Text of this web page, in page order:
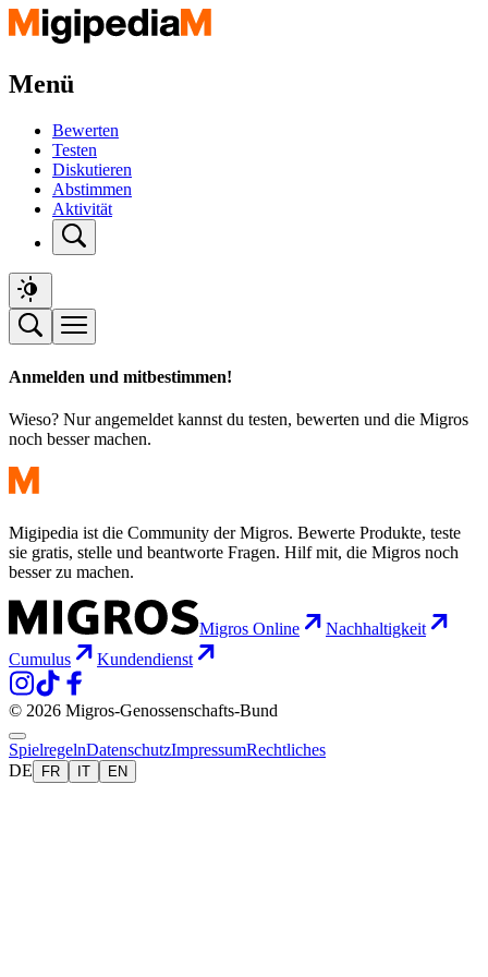
Menü
Bewerten
Testen
Diskutieren
Abstimmen
Aktivität
Anmelden und mitbestimmen!
Wieso? Nur angemeldet kannst du testen, bewerten und die Migros
noch besser machen.
Migipedia ist die Community der Migros. Bewerte Produkte, teste
sie gratis, stelle und beantworte Fragen. Hilf mit, die Migros noch
besser zu machen.
Migros Online
Nachhaltigkeit
Cumulus
Kundendienst
© 2026 Migros-Genossenschafts-Bund
SpielregelnDatenschutzImpressumRechtliches
DE
FR IT EN